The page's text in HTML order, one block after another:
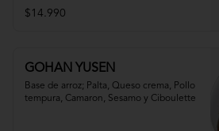
$14.990
GOHAN YUSEN
Base de arroz; Palta, Queso crema, Pollo
tempura, Camaron, Sesamo y Ciboulette